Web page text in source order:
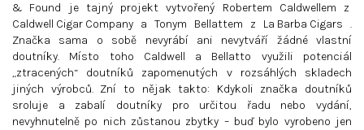
& Found je tajný projekt vytvořený Robertem Caldwellem z
Caldwell Cigar Company a Tonym Bellattem z La Barba Cigars .
Značka sama o sobě nevyrábí ani nevytváří žádné vlastní
doutníky. Místo toho Caldwell a Bellatto využili potenciál
„ztracených“ doutníků zapomenutých v rozsáhlých skladech
jiných výrobců. Zní to nějak takto: Kdykoli značka doutníků
sroluje a zabalí doutníky pro určitou řadu nebo vydání,
nevyhnutelně po nich zůstanou zbytky – buď bylo vyrobeno jen